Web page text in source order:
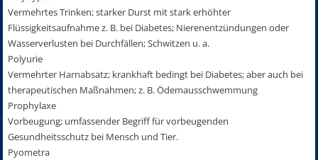
Vermehrtes Trinken; starker Durst mit stark erhöhter
Flüssigkeitsaufnahme z. B. bei Diabetes; Nierenentzündungen oder
Wasserverlusten bei Durchfällen; Schwitzen u. a.
Polyurie
Vermehrter Harnabsatz; krankhaft bedingt bei Diabetes; aber auch bei
therapeutischen Maßnahmen; z. B. Ödemausschwemmung
Prophylaxe
Vorbeugung; umfassender Begriff für vorbeugenden
Gesundheitsschutz bei Mensch und Tier.
Pyometra